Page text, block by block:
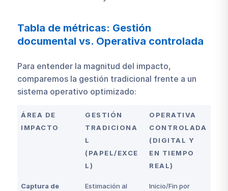
Tabla de métricas: Gestión
documental vs. Operativa controlada
Para entender la magnitud del impacto,
comparemos la gestión tradicional frente a un
sistema operativo optimizado:
ÁREA DE
IMPACTO
GESTIÓN
TRADICIONA
L
(PAPEL/EXCE
L)
OPERATIVA
CONTROLADA
(DIGITAL Y
EN TIEMPO
REAL)
Captura de
Estimación al
Inicio/Fin por